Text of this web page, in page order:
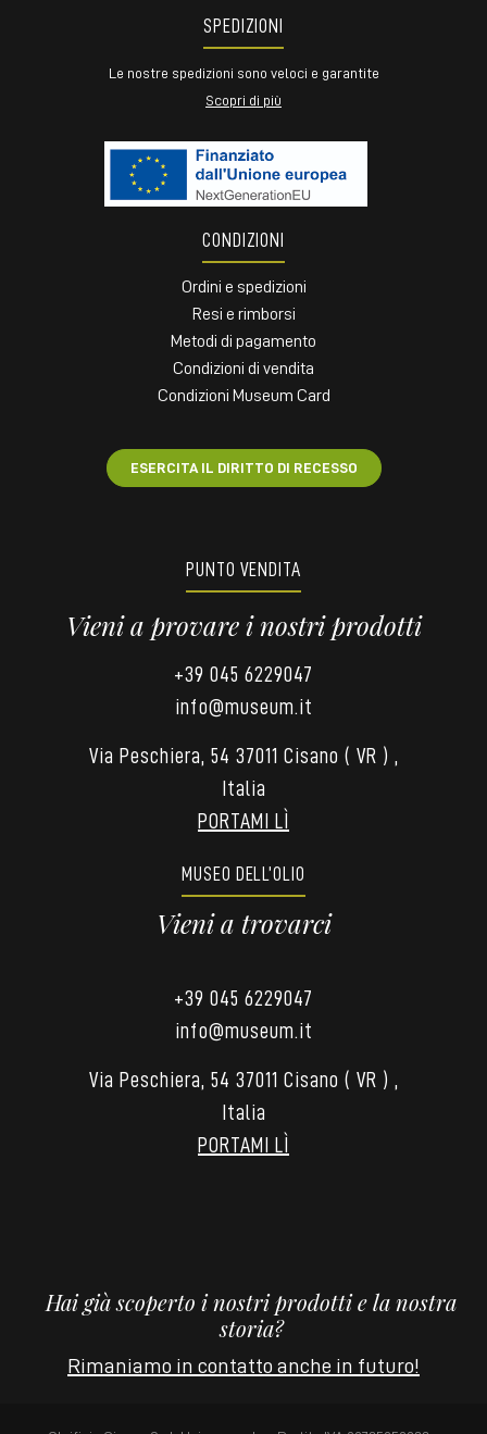
SPEDIZIONI
Le nostre spedizioni sono veloci e garantite
Scopri di più
CONDIZIONI
Ordini e spedizioni
Resi e rimborsi
Metodi di pagamento
Condizioni di vendita
Condizioni Museum Card
ESERCITA IL DIRITTO DI RECESSO
PUNTO VENDITA
Vieni a provare i nostri prodotti
+39 045 6229047
info@museum.it
Via Peschiera, 54 37011 Cisano ( VR ) ,
Italia
PORTAMI LÌ
MUSEO DELL’OLIO
Vieni a trovarci
+39 045 6229047
info@museum.it
Via Peschiera, 54 37011 Cisano ( VR ) ,
Italia
PORTAMI LÌ
Hai già scoperto i nostri prodotti e la nostra
storia?
Rimaniamo in contatto anche in futuro!